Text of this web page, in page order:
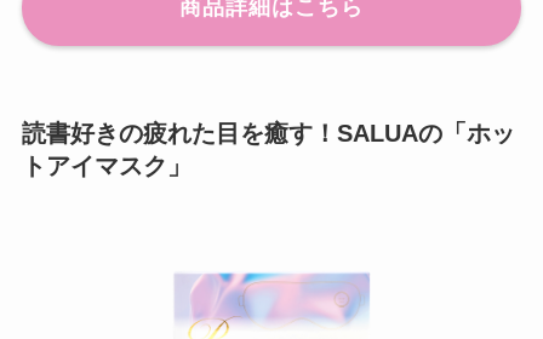
商品詳細はこちら
読書好きの疲れた目を癒す！SALUAの「ホッ
トアイマスク」